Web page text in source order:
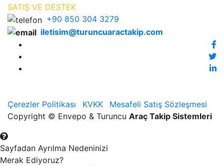
SATIŞ VE DESTEK
+90 850 304 3279
iletisim@turuncuaractakip.com
Çerezler Politikası KVKK
Mesafeli Satış Sözleşmesi
Copyright © Envepo & Turuncu Araç Takip Sistemleri
Sayfadan Ayrılma Nedeninizi
Merak Ediyoruz?